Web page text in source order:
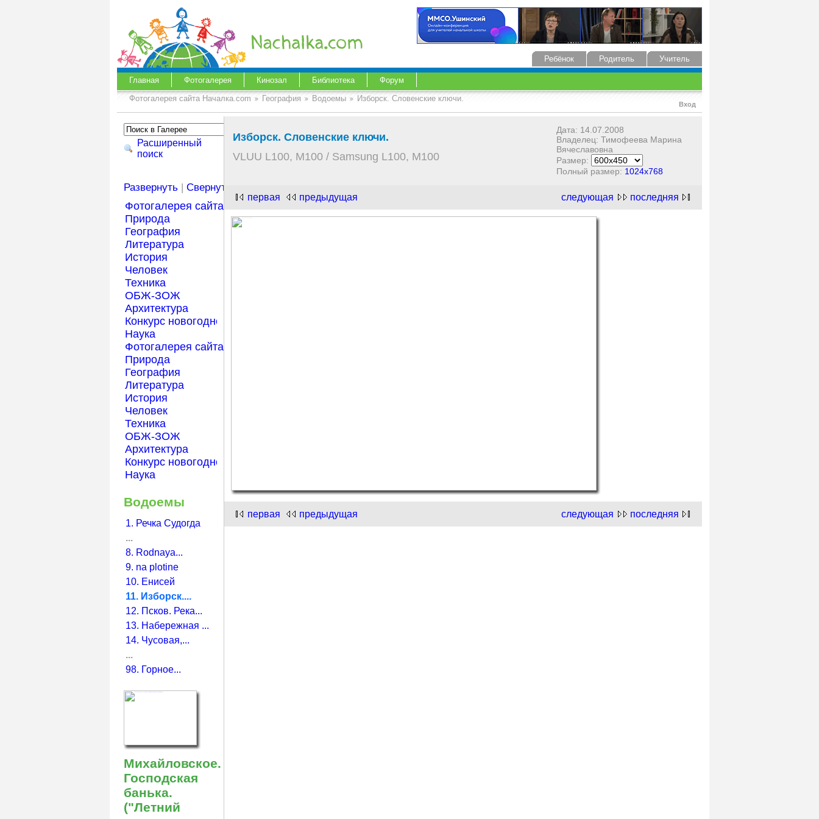
Учитель
Родитель
Ребёнок
Главная Фотогалерея Кинозал Библиотека Форум
Вход
Фотогалерея сайта Началка.com География Водоемы Изборск. Словенские ключи.
Расширенный
поиск
Развернуть |Свернуть
Фотогалерея сайта Началка.com
Природа
География
Литература
История
Человек
Техника
ОБЖ-ЗОЖ
Архитектура
Конкурс новогодней открытки "Нарисуем Новый год"!
Наука
Фотогалерея сайта Началка.com
Природа
География
Литература
История
Человек
Техника
ОБЖ-ЗОЖ
Архитектура
Конкурс новогодней открытки "Нарисуем Новый год"!
Наука
Водоемы
1. Речка Судогда
...
8. Rodnaya...
9. na plotine
10. Енисей
11. Изборск....
12. Псков. Река...
13. Набережная ...
14. Чусовая,...
...
98. Горное...
Михайловское.
Господская
банька.
("Летний
Изборск. Словенские ключи.
VLUU L100, M100 / Samsung L100, M100
Дата: 14.07.2008
Владелец: Тимофеева Марина
Вячеславовна
Размер:
Полный размер: 1024x768
следующая последняя
первая предыдущая
следующая последняя
первая предыдущая